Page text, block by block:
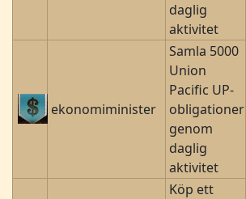
daglig
aktivitet
ekonomiminister
Samla 5000
Union
Pacific UP-
obligationer
genom
daglig
aktivitet
Köp ett